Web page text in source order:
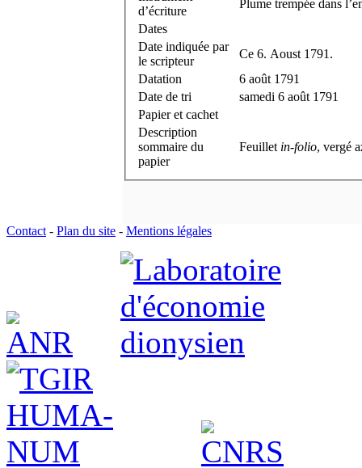
d’écriture
Plume trempée dans
Dates
Date indiquée par
le scripteur
Ce 6. Aoust 1791.
Datation
6 août 1791
Date de tri
samedi 6 août 1791
Papier et cachet
Description
sommaire du
papier
Feuillet in-folio, vergé
Contact - Plan du site - Mentions légales